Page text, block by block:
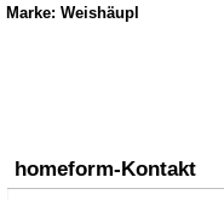
Marke: Weishäupl
homeform-Kontakt